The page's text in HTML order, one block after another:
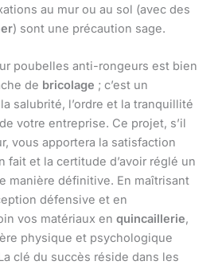
au mur ou au sol (avec des
) sont une précaution sage.
poubelles anti-rongeurs est bien
de bricolage ; c’est un
salubrité, l’ordre et la tranquillité
votre entreprise. Ce projet, s’il
vous apportera la satisfaction
fait et la certitude d’avoir réglé un
manière définitive. En maîtrisant
défensive et en
vos matériaux en quincaillerie,
physique et psychologique
clé du succès réside dans les